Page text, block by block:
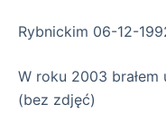
Nad
Rybnickim 06-12-
W roku 2003 brałem
(bez zdjęć)